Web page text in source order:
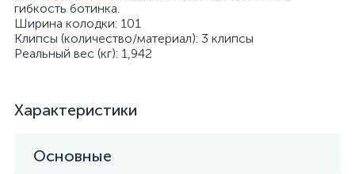
гибкость ботинка.
Ширина колодки: 101
Клипсы (количество/материал): 3 клипсы
Реальный вес (кг): 1,942
Характеристики
Основные